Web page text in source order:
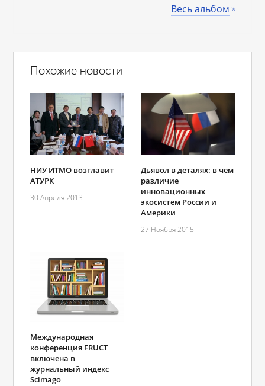
Весь альбом
Похожие новости
НИУ ИТМО возглавит
АТУРК
30 Апреля 2013
Дьявол в деталях: в чем
различие
инновационных
экосистем России и
Америки
27 Ноября 2015
Международная
конференция FRUCT
включена в
журнальный индекс
Scimago